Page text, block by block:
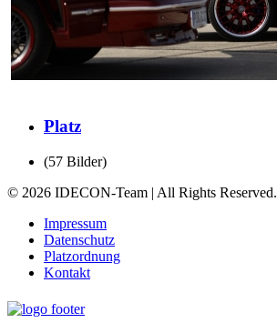
Platz
(57 Bilder)
© 2026 IDECON-Team | All Rights Reserved.
Impressum
Datenschutz
Platzordnung
Kontakt